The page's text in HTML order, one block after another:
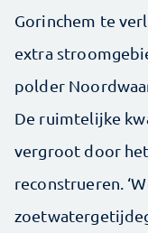
Gorinchem te
extra
polder
De ruimtelijke
vergroot door
reconstrueren.